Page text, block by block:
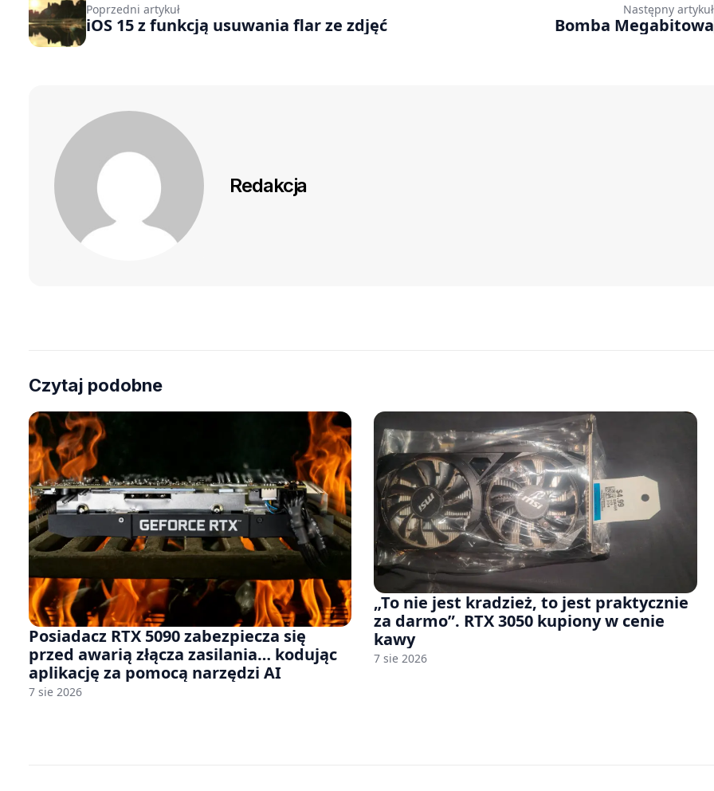
Poprzedni artykuł
iOS 15 z funkcją usuwania flar ze zdjęć
Następny artykuł
Bomba Megabitowa
Redakcja
Czytaj podobne
Posiadacz RTX 5090 zabezpiecza się
przed awarią złącza zasilania… kodując
aplikację za pomocą narzędzi AI
7 sie 2026
„To nie jest kradzież, to jest praktycznie
za darmo”. RTX 3050 kupiony w cenie
kawy
7 sie 2026